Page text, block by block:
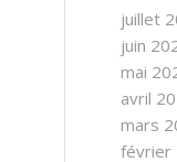
juillet
juin
mai
avril
mars
février